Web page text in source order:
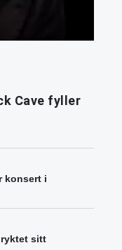
Cave fyller
konsert i
ryktet sitt